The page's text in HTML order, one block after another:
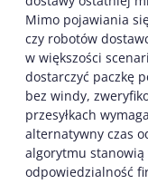
Mimo pojawiania
czy robotów
w większości
dostarczyć paczkę
bez windy,
przesyłkach
alternatywny czas
algorytmu
odpowiedzialność